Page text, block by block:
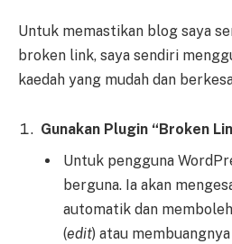
Untuk memastikan blog saya
broken link, saya sendiri
kaedah yang mudah dan
Gunakan Plugin “Broken
Untuk pengguna
berguna. Ia akan
automatik dan
(edit) atau membuangnya